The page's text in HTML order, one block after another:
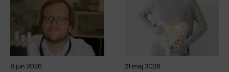
8 jun 2026 21 maj 2026